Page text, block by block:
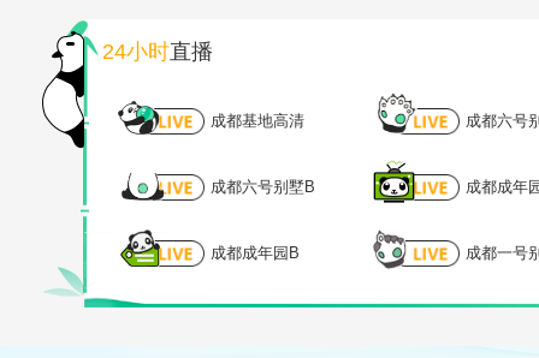
24小时直播
成都基地高清 成都六号
成都六号别墅B 成都成年
成都成年园B 成都一号